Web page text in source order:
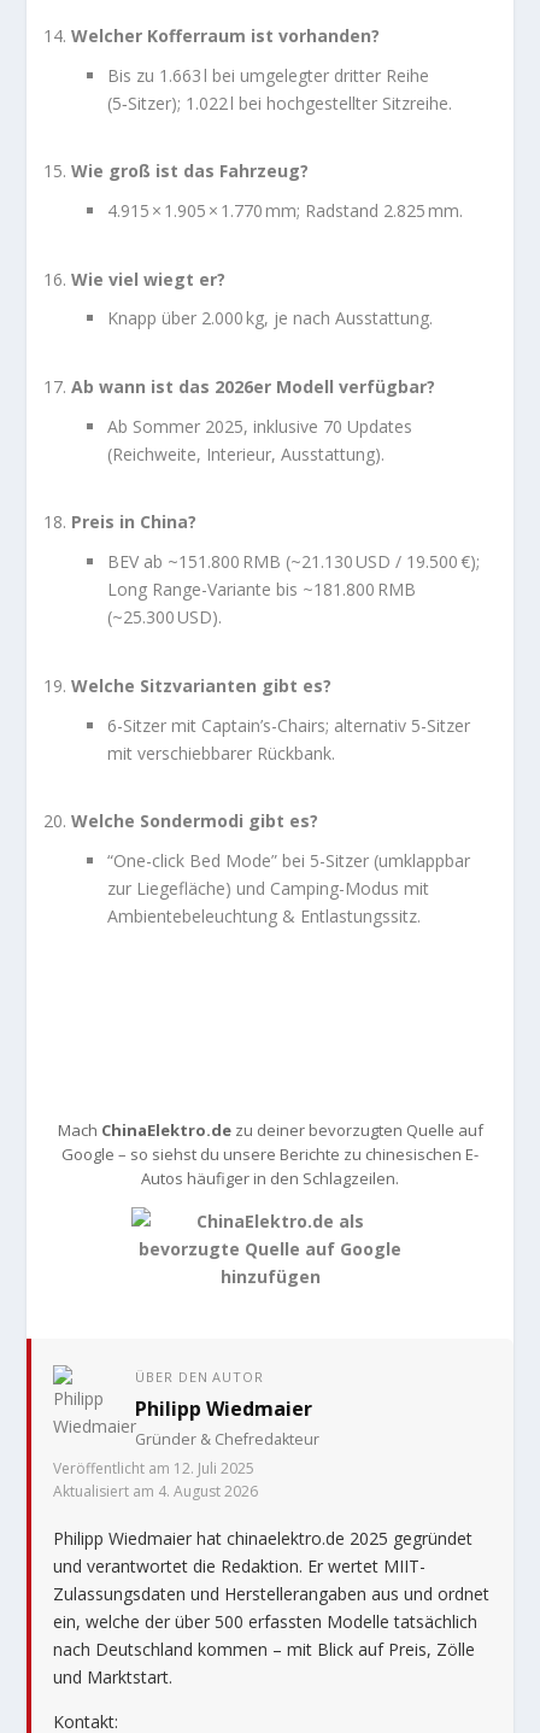
Welcher Kofferraum ist vorhanden?
Bis zu 1.663 l bei umgelegter dritter Reihe
(5‑Sitzer); 1.022 l bei hochgestellter Sitzreihe.
Wie groß ist das Fahrzeug?
4.915 × 1.905 × 1.770 mm; Radstand 2.825 mm.
Wie viel wiegt er?
Knapp über 2.000 kg, je nach Ausstattung.
Ab wann ist das 2026er Modell verfügbar?
Ab Sommer 2025, inklusive 70 Updates
(Reichweite, Interieur, Ausstattung).
Preis in China?
BEV ab ~151.800 RMB (~21.130 USD / 19.500 €);
Long Range-Variante bis ~181.800 RMB
(~25.300 USD).
Welche Sitzvarianten gibt es?
6-Sitzer mit Captain’s-Chairs; alternativ 5-Sitzer
mit verschiebbarer Rückbank.
Welche Sondermodi gibt es?
“One-click Bed Mode” bei 5-Sitzer (umklappbar
zur Liegefläche) und Camping-Modus mit
Ambientebeleuchtung & Entlastungssitz.
Mach ChinaElektro.dezu deiner bevorzugten Quelle auf
Google – so siehst du unsere Berichte zu chinesischen E-
Autos häufiger in den Schlagzeilen.
ÜBER DEN AUTOR
Philipp Wiedmaier
Gründer & Chefredakteur
Veröffentlicht am 12. Juli 2025
Aktualisiert am 4. August 2026
Philipp Wiedmaier hat chinaelektro.de 2025 gegründet
und verantwortet die Redaktion. Er wertet MIIT-
Zulassungsdaten und Herstellerangaben aus und ordnet
ein, welche der über 500 erfassten Modelle tatsächlich
nach Deutschland kommen – mit Blick auf Preis, Zölle
und Marktstart.
Kontakt: